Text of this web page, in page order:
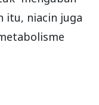
itu, niacin juga